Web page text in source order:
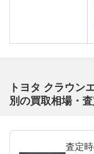
トヨタ クラウン
別の買取相場・
査定